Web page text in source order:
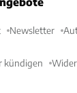
Newsletter
kündigen